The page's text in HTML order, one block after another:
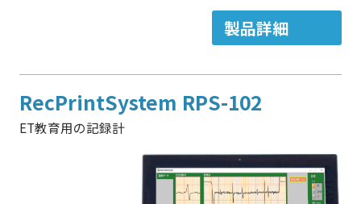
製品詳細
RecPrintSystem RPS-102
ET教育用の記録計